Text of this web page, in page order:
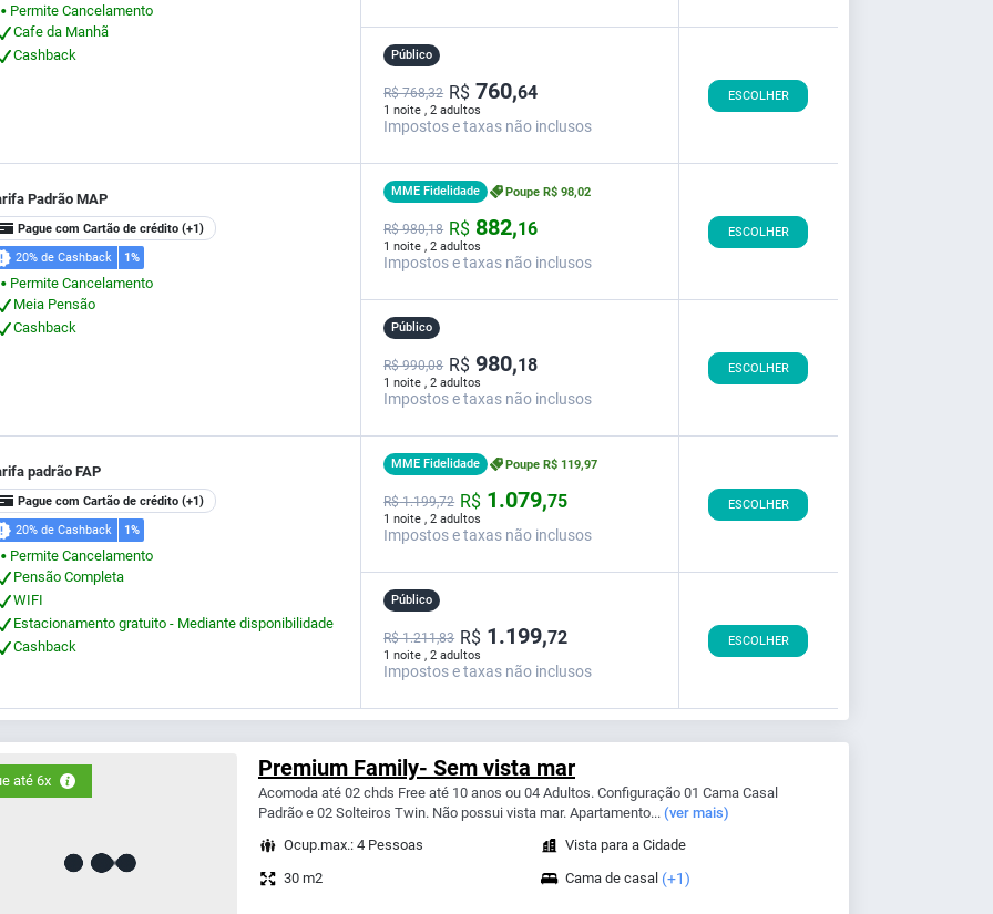
⬤
Permite Cancelamento
Cafe da Manhã
Cashback
Público
1 noite , 2 adultos
R$ 768,32 R$ 760,64
Impostos e taxas não inclusos
ESCOLHER
Padrão MAP
Pague com Cartão de crédito (+1)
20% de Cashback 1%
⬤
Permite Cancelamento
Meia Pensão
Cashback
MME Fidelidade PoupeR$ 98,02
1 noite , 2 adultos
R$980,18 R$ 882,16
Impostos e taxas não inclusos
ESCOLHER
Público
1 noite , 2 adultos
R$ 990,08 R$ 980,18
Impostos e taxas não inclusos
ESCOLHER
padrão FAP
Pague com Cartão de crédito (+1)
20% de Cashback 1%
⬤
Permite Cancelamento
Pensão Completa
WIFI
Estacionamento gratuito - Mediante disponibilidade
Cashback
MME Fidelidade PoupeR$ 119,97
1 noite , 2 adultos
R$1.199,72 R$ 1.079,75
Impostos e taxas não inclusos
ESCOLHER
Público
1 noite , 2 adultos
R$ 1.211,83 R$ 1.199,72
Impostos e taxas não inclusos
ESCOLHER
até 6x Premium Family- Sem vista mar
Acomoda até 02 chds Free até 10 anos ou 04 Adultos. Configuração 01 Cama Casal
Padrão e 02 Solteiros Twin. Não possui vista mar. Apartamento... (ver mais)
Ocup.max.: 4 Pessoas
Vista para a Cidade
30 m2
Cama de casal (+1)